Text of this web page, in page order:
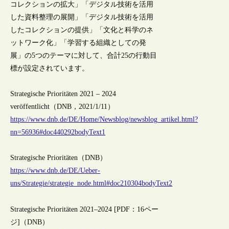
コレクションの拡大」「デジタル技術を活用
した資料整理の展開」「デジタル技術を活用
したコレクションの提供」「文化と科学のネ
ットワーク化」「学習する組織としての発
展」の5つのテーマに対して、合計25の行動目
標が設定されています。
Strategische Prioritäten 2021 – 2024
veröffentlicht（DNB，2021/1/11）
https://www.dnb.de/DE/Home/Newsblog/newsblog_artikel.html?
nn=56936#doc440292bodyText1
Strategische Prioritäten（DNB）
https://www.dnb.de/DE/Ueber-
uns/Strategie/strategie_node.html#doc210304bodyText2
Strategische Prioritäten 2021–2024 [PDF：16ペー
ジ]（DNB）